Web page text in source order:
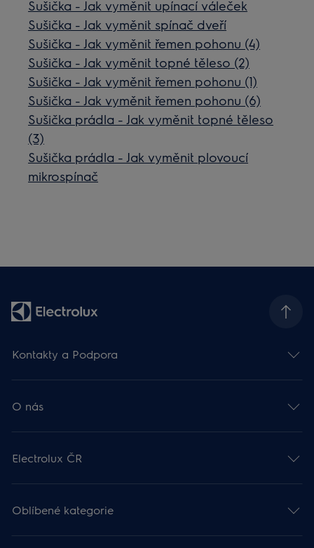
Sušička - Jak vyměnit upínací váleček
Sušička - Jak vyměnit spínač dveří
Sušička - Jak vyměnit řemen pohonu (4)
Sušička - Jak vyměnit topné těleso (2)
Sušička - Jak vyměnit řemen pohonu (1)
Sušička - Jak vyměnit řemen pohonu (6)
Sušička prádla - Jak vyměnit topné těleso
(3)
Sušička prádla - Jak vyměnit plovoucí
mikrospínač
Kontakty a Podpora
O nás
Electrolux ČR
Oblíbené kategorie